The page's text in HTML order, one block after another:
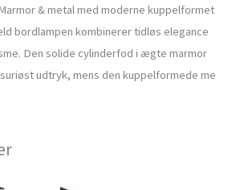
& metal med moderne kuppelformet
bordlampen kombinerer tidløs elegance
Den solide cylinderfod i ægte marmor
udtryk, mens den kuppelformede me